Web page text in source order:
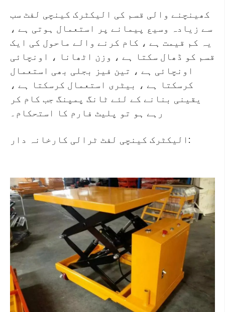
کھینچنے والی قسم کی الیکٹرک کینچی لفٹ سب
سے زیادہ وسیع پیمانے پر استعمال ہوتی ہے ،
یہ کم قیمت ہے ، کام کرنے والے ماحول کی ایک
قسم کو ڈھال سکتا ہے ، وزن اٹھانا ، اونچائی
اونچائی ہے ، تین فیز بجلی بھی استعمال
کرسکتا ہے ، بیٹری استعمال کرسکتا ہے ،
یقینی بنانے کے لئے ٹانگ پمپنگ جب کام کر
رہے ہو تو پلیٹ فارم کا استحکام۔
الیکٹرک کینچی لفٹ ٹرالی کارخانہ دار: